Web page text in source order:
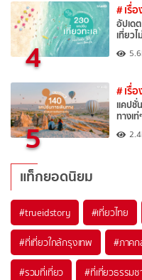
4
# เรื่
อัปเด
เที่ยว
5
# เรื่
แคปชั่
ทางเ
แท็กยอดนิยม
#trueidstory #เที่ยวไทย
#ที่เที่ยวใกล้กรุงเทพ #ภาคก
#รวมที่เที่ยว #ที่เที่ยวธรรม